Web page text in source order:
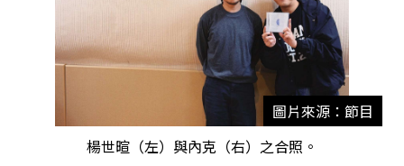
圖片來源：節目
楊世暄（左）與內克（右）之合照。